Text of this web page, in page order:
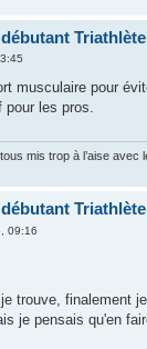
Triathlète
musculaire pour
pour les pros.
mis trop à l’aise
Triathlète
09:16
trouve, finalement
je pensais qu'en